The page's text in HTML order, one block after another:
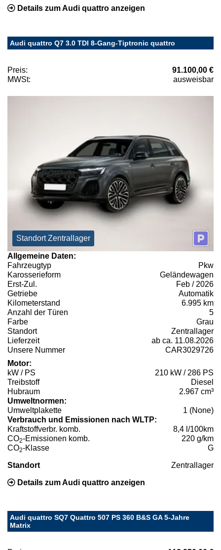
Details zum Audi quattro anzeigen
Audi quattro Q7 3.0 TDI 8-Gang-Tiptronic quattro
Preis:
91.100,00 €
MWSt:
ausweisbar
Standort Zentrallager
Allgemeine Daten:
Fahrzeugtyp
Pkw
Karosserieform
Geländewagen
Erst-Zul.
Feb / 2026
Getriebe
Automatik
Kilometerstand
6.995 km
Anzahl der Türen
5
Farbe
Grau
Standort
Zentrallager
Lieferzeit
ab ca. 11.08.2026
Unsere Nummer
CAR3029726
Motor:
kW / PS
210 kW / 286 PS
Treibstoff
Diesel
Hubraum
2.967 cm³
Umweltnormen:
Umweltplakette
1 (None)
Verbrauch und Emissionen nach WLTP:
Kraftstoffverbr. komb.
8,4 l/100km
CO2-Emissionen komb.
220 g/km
CO2-Klasse G
Standort Zentrallager
Details zum Audi quattro anzeigen
Audi quattro SQ7 Quattro 507 PS 360 B&S GA 5-Jahre
Matrix